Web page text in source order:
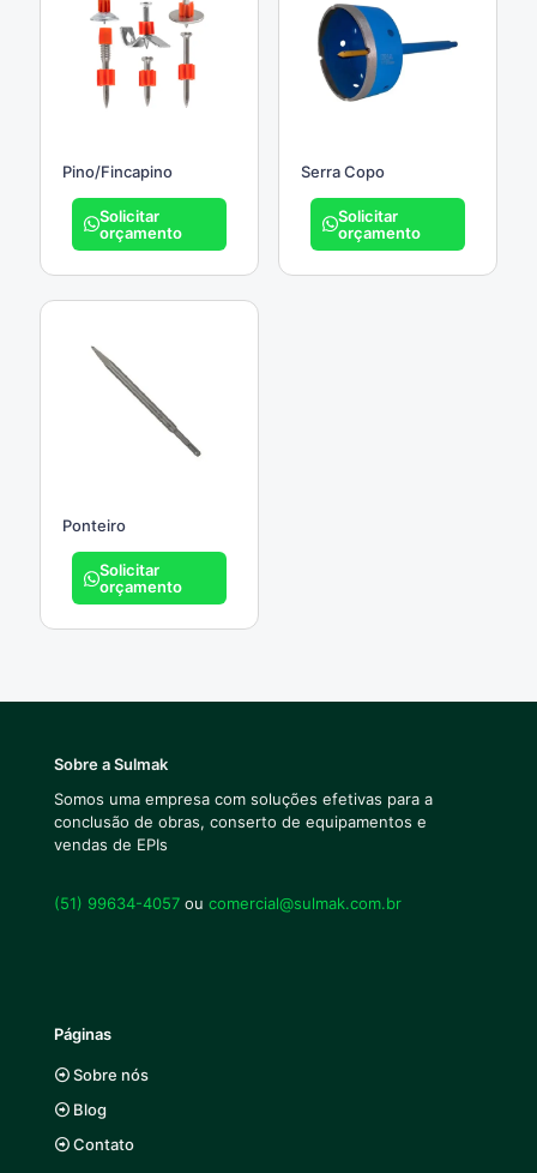
Pino/Fincapino
Solicitar
orçamento
Serra Copo
Solicitar
orçamento
Ponteiro
Solicitar
orçamento
Sobre a Sulmak
Somos uma empresa com soluções efetivas para a
conclusão de obras, conserto de equipamentos e
vendas de EPIs
(51) 99634-4057 ou comercial@sulmak.com.br
Páginas
Sobre nós
Blog
Contato